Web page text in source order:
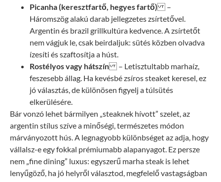
Picanha (keresztfartő, hegyes fartő)–
Háromszög alakú darab jellegzetes zsírtetővel.
Argentin és brazil grillkultúra kedvence. A zsírtetőt
nem vágjuk le, csak beirdaljuk: sütés közben olvadva
ízesíti és szaftosítja a húst.
Rostélyos vagy hátszín– Letisztultabb marhaíz,
feszesebb állag. Ha kevésbé zsíros steaket keresel, ez
jó választás, de különösen figyelj a túlsütés
elkerülésére.
Bár vonzó lehet bármilyen „steaknek hívott” szelet, az
argentin stílus szíve a minőségi, természetes módon
márványozott hús. A legnagyobb különbséget az adja, hogy
vállalsz-e egy fokkal prémiumabb alapanyagot. Ez persze
nem „fine dining” luxus: egyszerű marha steak is lehet
lenyűgöző, ha jó helyről választod, megfelelő vastagságban